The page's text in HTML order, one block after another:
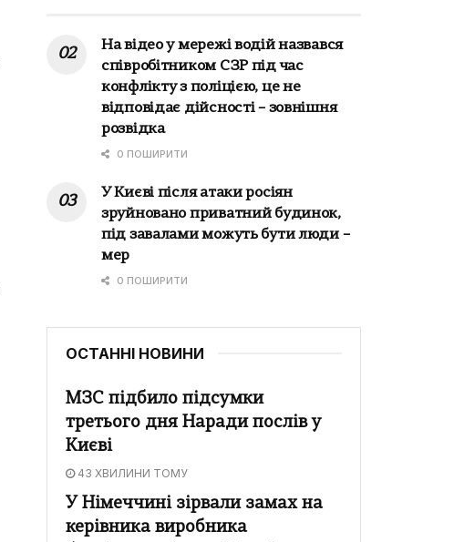
На відео у мережі водій назвався
співробітником СЗР під час
конфлікту з поліцією, це не
відповідає дійсності – зовнішня
розвідка
0 ПОШИРИТИ
У Києві після атаки росіян
зруйновано приватний будинок,
під завалами можуть бути люди –
мер
0 ПОШИРИТИ
ОСТАННІ НОВИНИ
МЗС підбило підсумки
третього дня Наради послів у
Києві
43 ХВИЛИНИ ТОМУ
У Німеччині зірвали замах на
керівника виробника